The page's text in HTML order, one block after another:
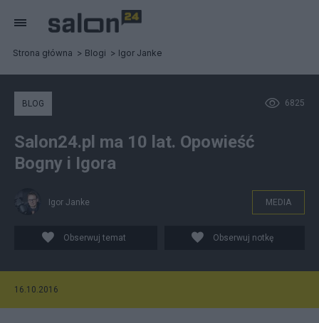
Strona główna Blogi Igor Janke
6825
BLOG
Salon24.pl ma 10 lat. Opowieść
Bogny i Igora
Igor Janke MEDIA
Obserwuj temat Obserwuj notkę
16.10.2016